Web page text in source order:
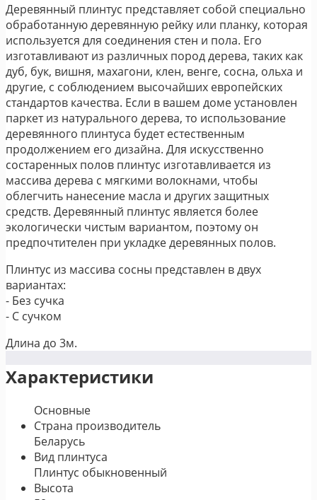
Деревянный плинтус представляет собой специально
обработанную деревянную рейку или планку, которая
используется для соединения стен и пола. Его
изготавливают из различных пород дерева, таких как
дуб, бук, вишня, махагони, клен, венге, сосна, ольха и
другие, с соблюдением высочайших европейских
стандартов качества. Если в вашем доме установлен
паркет из натурального дерева, то использование
деревянного плинтуса будет естественным
продолжением его дизайна. Для искусственно
состаренных полов плинтус изготавливается из
массива дерева с мягкими волокнами, чтобы
облегчить нанесение масла и других защитных
средств. Деревянный плинтус является более
экологически чистым вариантом, поэтому он
предпочтителен при укладке деревянных полов.
Плинтус из массива сосны представлен в двух
вариантах:
- Без сучка
- С сучком
Длина до 3м.
Характеристики
Основные
Страна производитель
Беларусь
Вид плинтуса
Плинтус обыкновенный
Высота